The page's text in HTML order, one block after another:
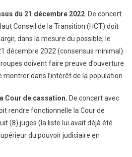
du 21 décembre 2022 . De concert
Conseil de la Transition (HCT) doit
dans la mesure du possible, le
décembre 2022 (consensus minimal).
doivent faire preuve d’ouverture
dans l’intérêt de la population.
Cour de cassation. De concert avec
rendre fonctionnelle la Cour de
(8) juges (la liste lui avait déjà été
du pouvoir judiciaire en